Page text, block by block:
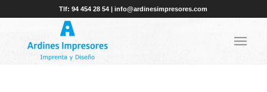
Tlf: 94 454 28 54 | info@ardinesimpresores.com